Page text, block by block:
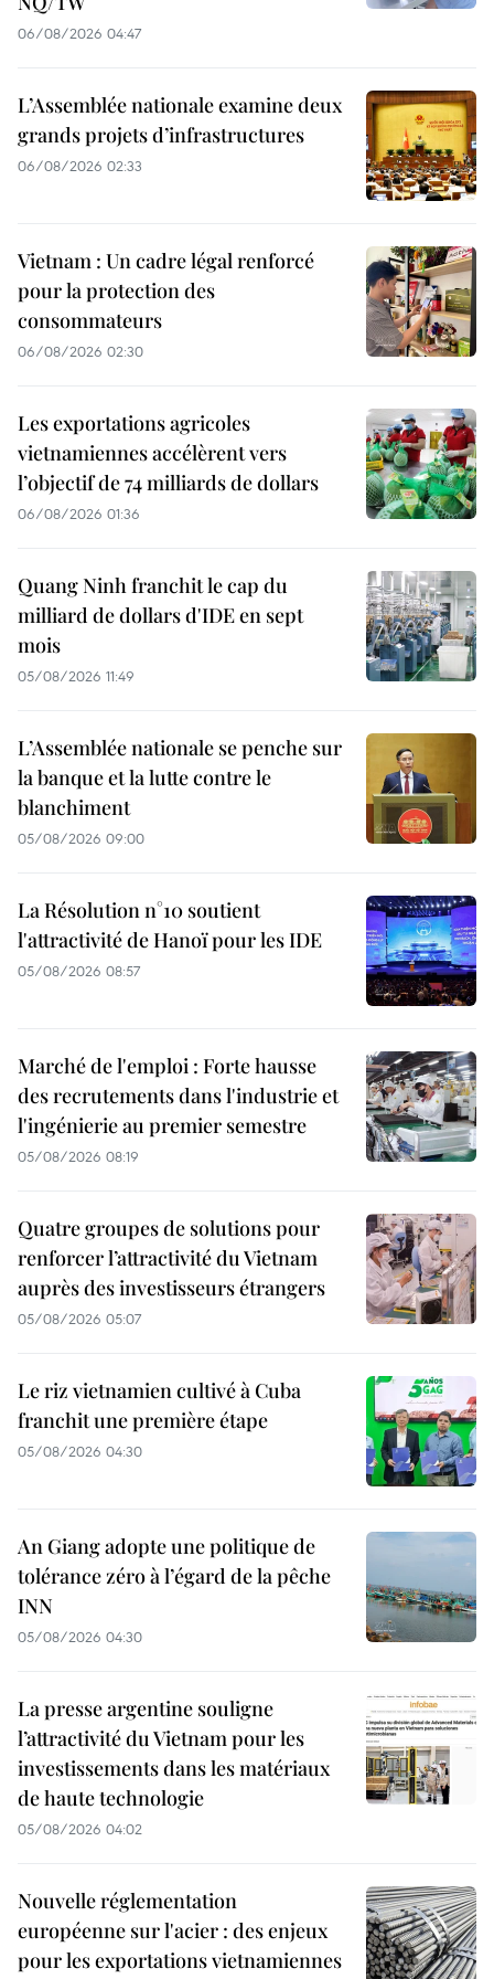
06/08/2026 04:47
L’Assemblée nationale examine deux
grands projets d’infrastructures
06/08/2026 02:33
Vietnam : Un cadre légal renforcé
pour la protection des
consommateurs
06/08/2026 02:30
Les exportations agricoles
vietnamiennes accélèrent vers
l’objectif de 74 milliards de dollars
06/08/2026 01:36
Quang Ninh franchit le cap du
milliard de dollars d'IDE en sept
mois
05/08/2026 11:49
L’Assemblée nationale se penche sur
la banque et la lutte contre le
blanchiment
05/08/2026 09:00
La Résolution n°10 soutient
l'attractivité de Hanoï pour les IDE
05/08/2026 08:57
Marché de l'emploi : Forte hausse
des recrutements dans l'industrie et
l'ingénierie au premier semestre
05/08/2026 08:19
Quatre groupes de solutions pour
renforcer l’attractivité du Vietnam
auprès des investisseurs étrangers
05/08/2026 05:07
Le riz vietnamien cultivé à Cuba
franchit une première étape
05/08/2026 04:30
An Giang adopte une politique de
tolérance zéro à l’égard de la pêche
INN
05/08/2026 04:30
La presse argentine souligne
l’attractivité du Vietnam pour les
investissements dans les matériaux
de haute technologie
05/08/2026 04:02
Nouvelle réglementation
européenne sur l'acier : des enjeux
pour les exportations vietnamiennes